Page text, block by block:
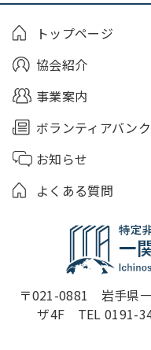
トップページ
協会紹介
事業案内
ボランティアバンク
お知らせ
よくある質問
〒021-0881　岩手県
ザ4F　TEL 0191-